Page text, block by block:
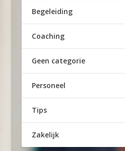
Begeleiding
Coaching
Geen categorie
Personeel
Tips
Zakelijk